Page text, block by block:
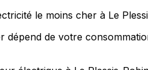
le moins cher à Le
dépend de votre